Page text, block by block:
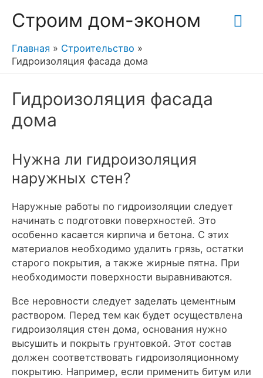
Строим дом-эконом
Главная
Строительство
Гидроизоляция фасада дома
Гидроизоляция фасада
дома
Нужна ли гидроизоляция
наружных стен?
Наружные работы по гидроизоляции следует
начинать с подготовки поверхностей. Это
особенно касается кирпича и бетона. С этих
материалов необходимо удалить грязь, остатки
старого покрытия, а также жирные пятна. При
необходимости поверхности выравниваются.
Все неровности следует заделать цементным
раствором. Перед тем как будет осуществлена
гидроизоляция стен дома, основания нужно
высушить и покрыть грунтовкой. Этот состав
должен соответствовать гидроизоляционному
покрытию. Например, если применить битум или